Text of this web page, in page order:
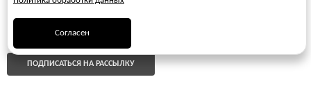
ПОДПИСАТЬСЯ НА РАССЫЛКУ
Согласен